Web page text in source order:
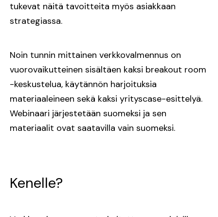
tukevat näitä tavoitteita myös asiakkaan
strategiassa.
Noin tunnin mittainen verkkovalmennus on
vuorovaikutteinen sisältäen kaksi breakout room
-keskustelua, käytännön harjoituksia
materiaaleineen sekä kaksi yrityscase-esittelyä.
Webinaari järjestetään suomeksi ja sen
materiaalit ovat saatavilla vain suomeksi.
Kenelle?